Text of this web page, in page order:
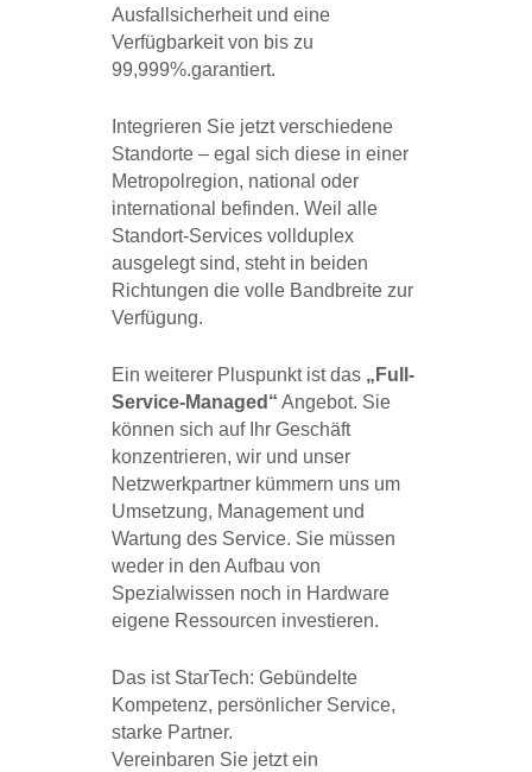
Ausfallsicherheit und eine
Verfügbarkeit von bis zu
99,999%.garantiert.
Integrieren Sie jetzt verschiedene
Standorte – egal sich diese in einer
Metropolregion, national oder
international befinden. Weil alle
Standort-Services vollduplex
ausgelegt sind, steht in beiden
Richtungen die volle Bandbreite zur
Verfügung.
Ein weiterer Pluspunkt ist das „Full-
Service-Managed“ Angebot. Sie
können sich auf Ihr Geschäft
konzentrieren, wir und unser
Netzwerkpartner kümmern uns um
Umsetzung, Management und
Wartung des Service. Sie müssen
weder in den Aufbau von
Spezialwissen noch in Hardware
eigene Ressourcen investieren.
Das ist StarTech: Gebündelte
Kompetenz, persönlicher Service,
starke Partner.
Vereinbaren Sie jetzt ein